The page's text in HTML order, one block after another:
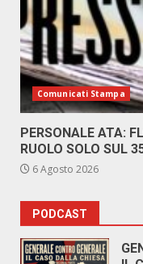
Comunicati Stampa
PERSONALE ATA:
RUOLO SOLO SUL
6 Agosto 2026
PODCAST